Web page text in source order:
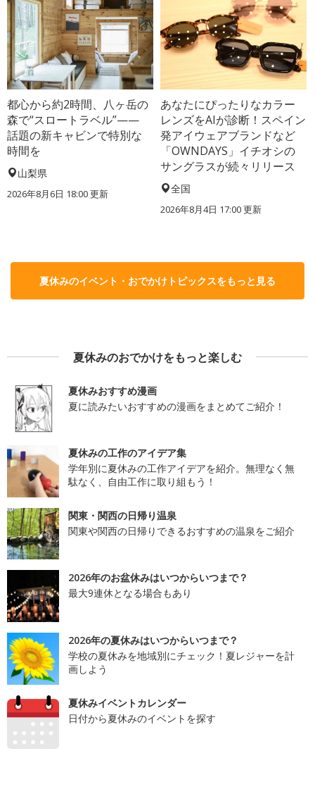
都心から約2時間、八ヶ岳の
森で“スロートラベル”——
話題の新キャビンで特別な
時間を
山梨県
2026年8月6日 18:00更新
あなたにぴったりなカラー
レンズをAIが診断！スペイン
発アイウェアブランドなど
「OWNDAYS」イチオシの
サングラスが続々リリース
全国
2026年8月4日 17:00更新
夏休みのイベント・おでかけトピックスをもっと見る
夏休みのおでかけをもっと楽しむ
夏休みおすすめ漫画
夏に読みたいおすすめの漫画をまとめてご紹介！
夏休みの工作のアイデア集
学年別に夏休みの工作アイデアを紹介。無理なく無
駄なく、自由工作に取り組もう！
関東・関西の日帰り温泉
関東や関西の日帰りできるおすすめの温泉をご紹介
2026年のお盆休みはいつからいつまで？
最大9連休となる場合もあり
2026年の夏休みはいつからいつまで？
学校の夏休みを地域別にチェック！夏レジャーを計
画しよう
夏休みイベントカレンダー
日付から夏休みのイベントを探す